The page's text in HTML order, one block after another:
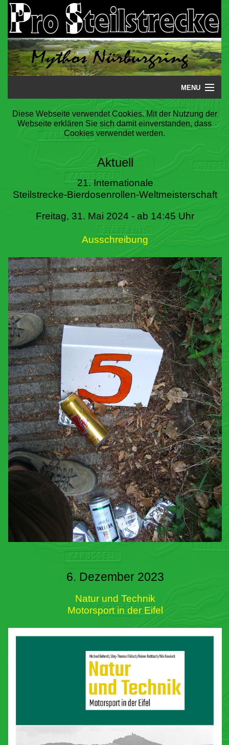
MENU
Startseite
Steilstrecke
Literatur
Termine
Diese Webseite verwendet Cookies. Mit der Nutzung der
Webseite erklären Sie sich damit einverstanden, dass
Cookies verwendet werden.
Aktuell
21. Internationale
Steilstrecke-Bierdosenrollen-Weltmeisterschaft
Freitag, 31. Mai 2024 - ab 14:45 Uhr
Ausschreibung
6. Dezember 2023
Natur und Technik
Motorsport in der Eifel